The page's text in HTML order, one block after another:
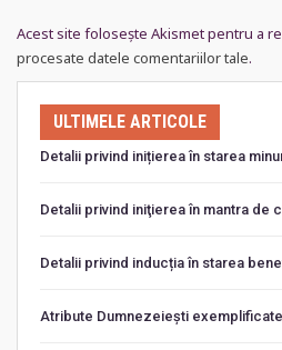
Acest site folosește Akismet pentru a
procesate datele comentariilor tale.
ULTIMELE ARTICOLE
Detalii privind inițierea în starea
Detalii privind iniţierea în mantra de
Detalii privind inducția în starea
Atribute Dumnezeiești